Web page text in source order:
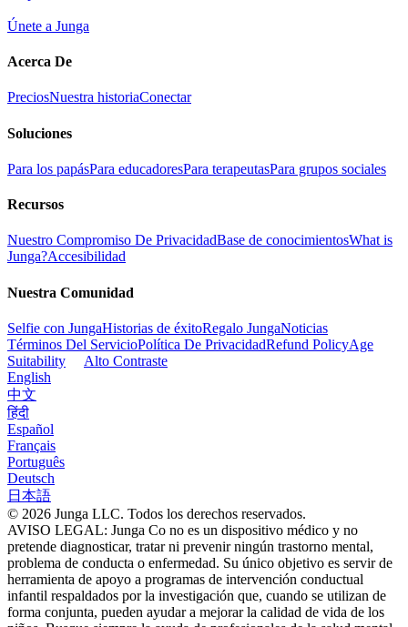
Únete a Junga
Acerca De
PreciosNuestra historiaConectar
Soluciones
Para los papásPara educadoresPara terapeutasPara grupos sociales
Recursos
Nuestro Compromiso De PrivacidadBase de conocimientosWhat is
Junga?Accesibilidad
Nuestra Comunidad
Selfie con JungaHistorias de éxitoRegalo JungaNoticias
Términos Del ServicioPolítica De PrivacidadRefund PolicyAge
Suitability
Alto Contraste
English
中文
हिंदी
Español
Français
Português
Deutsch
日本語
© 2026 Junga LLC. Todos los derechos reservados.
AVISO LEGAL: Junga Co no es un dispositivo médico y no
pretende diagnosticar, tratar ni prevenir ningún trastorno mental,
problema de conducta o enfermedad. Su único objetivo es servir de
herramienta de apoyo a programas de intervención conductual
infantil respaldados por la investigación que, cuando se utilizan de
forma conjunta, pueden ayudar a mejorar la calidad de vida de los